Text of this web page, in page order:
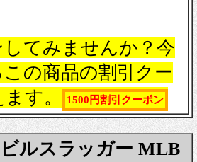
てみませんか？今
の商品の割引クー
す。
1500円割引クーポン
ルスラッガー MLB